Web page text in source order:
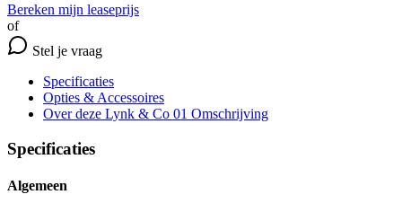
Bereken mijn leaseprijs
of
Stel je vraag
Specificaties
Opties & Accessoires
Over deze Lynk & Co 01 Omschrijving
Specificaties
Algemeen